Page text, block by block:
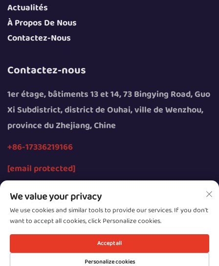
Actualités
À Propos De Nous
Contactez-Nous
Contactez-nous
1er étage, bâtiments 13 et 14, 73 Bingying Road, Guo
Xi Subdistrict, district de Ouhai, ville de Wenzhou,
province du Zhejiang, Chine
+86-17336219166
[email protected]
Intelligent Equipment Co., Ltd.
Confidentialité
We value your privacy
We use cookies and similar tools to provide our services. If you don't
want to accept all cookies, click Personalize cookies.
Personalize cookies
Accept all